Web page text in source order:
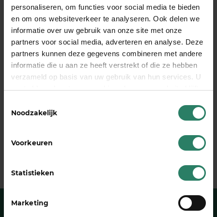
personaliseren, om functies voor social media te bieden
en om ons websiteverkeer te analyseren. Ook delen we
informatie over uw gebruik van onze site met onze
partners voor social media, adverteren en analyse. Deze
partners kunnen deze gegevens combineren met andere
informatie die u aan ze heeft verstrekt of die ze hebben
verzameld op basis van uw gebruik van hun services. U
gaat akkoord met onze cookies als u onze website blijft
Noodzakelijk
Voorkeuren
Statistieken
Marketing
We zullen het samen moeten doen, ook in deze
tijden. Hou daarom de site en social media van
SharePeoplein de gaten. We houden je niet alleen
up-to-date wat betreft de noodmaatregelen die
het kabinet neemt, we hebben binnenkort ook
vacatures (!).